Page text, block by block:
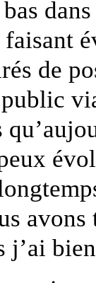
faisant
de
avons
j’ai